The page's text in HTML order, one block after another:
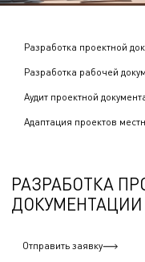
Разработка проектной
Разработка рабочей
Аудит проектной
Адаптация проектов
РАЗРАБОТКА
ДОКУМЕНТАЦИИ
Отправить заявку